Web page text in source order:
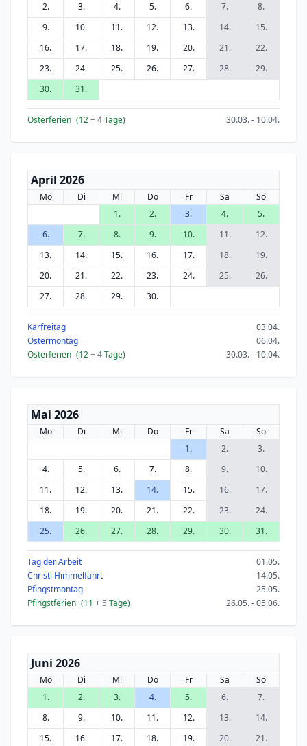
2.
3. 4. 5. 6. 7.
8.
9.
10. 11. 12. 13. 14.
15.
16.
17. 18. 19. 20. 21.
22.
23.
24. 25. 26. 27. 28.
29.
30.
31.
Osterferien (12+ 4Tage) 30.03. - 10.04.
April 2026
Mo Di Mi Do Fr Sa
So
1.
2. 3. 4.
5.
6.
7. 8. 9. 10. 11.
12.
13.
14. 15. 16. 17. 18.
19.
20.
21. 22. 23. 24. 25.
26.
27.
28. 29. 30.
Karfreitag
03.04.
Ostermontag
06.04.
Osterferien (12+ 4Tage) 30.03. - 10.04.
Mai 2026
Mo Di Mi Do Fr Sa
So
1.
2.
3.
4.
5. 6. 7. 8. 9.
10.
11.
12. 13. 14. 15. 16.
17.
18.
19. 20. 21. 22. 23.
24.
25.
26. 27. 28. 29. 30. 31.
Tag der Arbeit
01.05.
Christi Himmelfahrt
14.05.
Pfingstmontag
25.05.
Pfingstferien (11 + 5 Tage) 26.05. - 05.06.
Juni 2026
Mo Di Mi Do Fr Sa
So
1.
2. 3. 4. 5. 6.
7.
8.
9. 10. 11. 12. 13.
14.
15.
16. 17. 18. 19. 20. 21.